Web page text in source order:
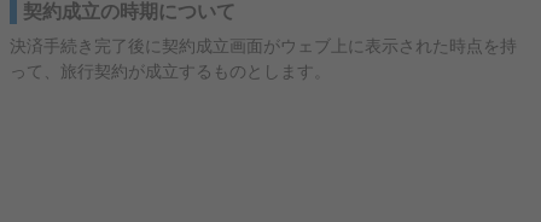
契約成立の時期について
決済手続き完了後に契約成立画面がウェブ上に表示された時点を持
って、旅行契約が成立するものとします。